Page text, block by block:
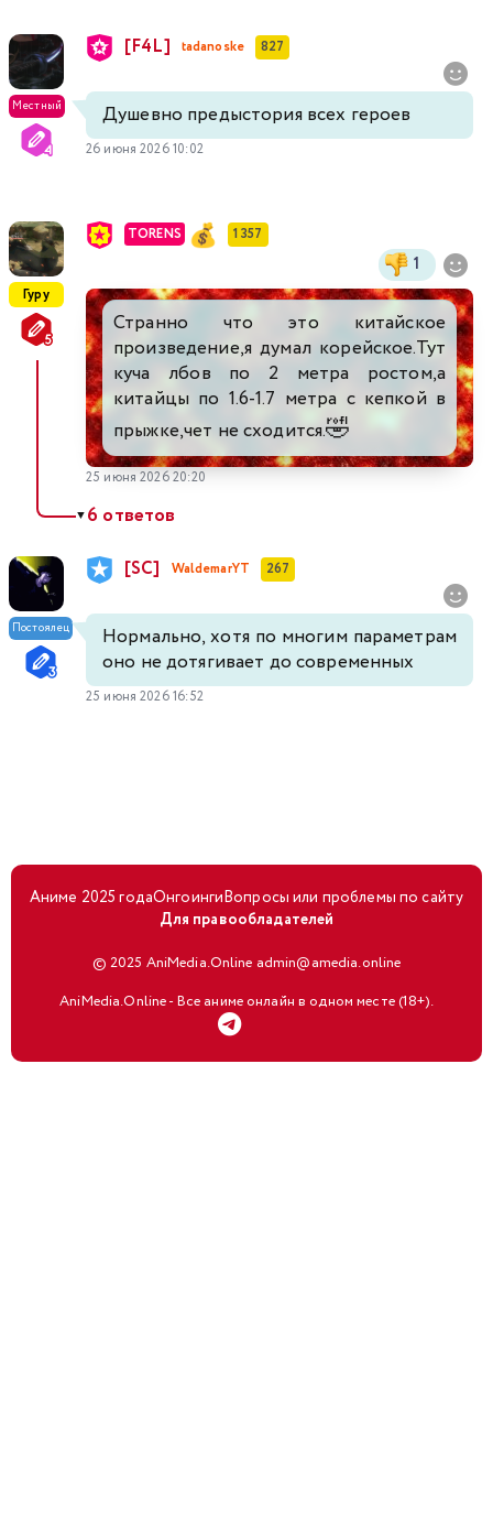
Местный
[F4L] tadanoske 827
Душевно предыстория всех героев
26 июня 2026 10:02
Гуру
TORENS 1 357
1
Странно что это китайское
произведение,я думал корейское.Тут
куча лбов по 2 метра ростом,а
китайцы по 1.6-1.7 метра с кепкой в
прыжке,чет не сходится.🤣
25 июня 2026 20:20
▼6 ответов
Постоялец
[SC] WaldemarYT 267
Нормально, хотя по многим параметрам
оно не дотягивает до современных
25 июня 2026 16:52
Аниме 2025 годаОнгоингиВопросы или проблемы по сайту
Для правообладателей
© 2025 AniMedia.Online admin@amedia.online
AniMedia.Online - Все аниме онлайн в одном месте (18+).